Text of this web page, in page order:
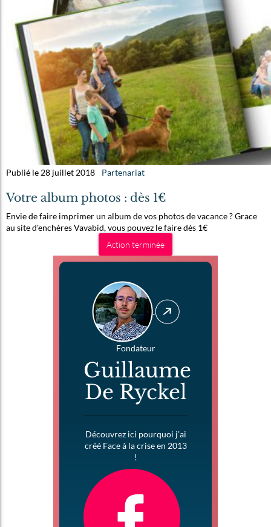
Publié le 28 juillet 2018 Partenariat
Votre album photos : dès 1€
Envie de faire imprimer un album de vos photos de vacance ? Grace
au site d'enchères Vavabid, vous pouvez le faire dès 1€
Action terminée
Fondateur
Guillaume
De Ryckel
Découvrez ici pourquoi j’ai
créé Face à la crise en 2013
!